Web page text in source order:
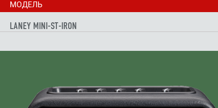
МОДЕЛЬ
LANEY MINI-ST-IRON